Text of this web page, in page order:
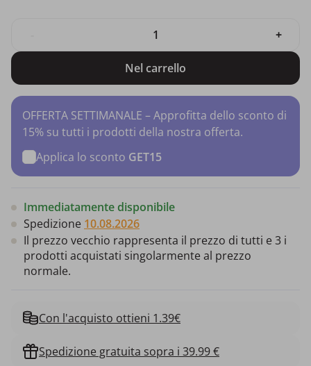
+
Nel carrello
OFFERTA SETTIMANALE – Approfitta dello sconto di
15% su tutti i prodotti della nostra offerta.
Applica lo sconto GET15
Immediatamente disponibile
Spedizione 10.08.2026
Il prezzo vecchio rappresenta il prezzo di tutti e 3 i
prodotti acquistati singolarmente al prezzo
normale.
Con l'acquisto ottieni 1.39€
Spedizione gratuita sopra i 39.99 €